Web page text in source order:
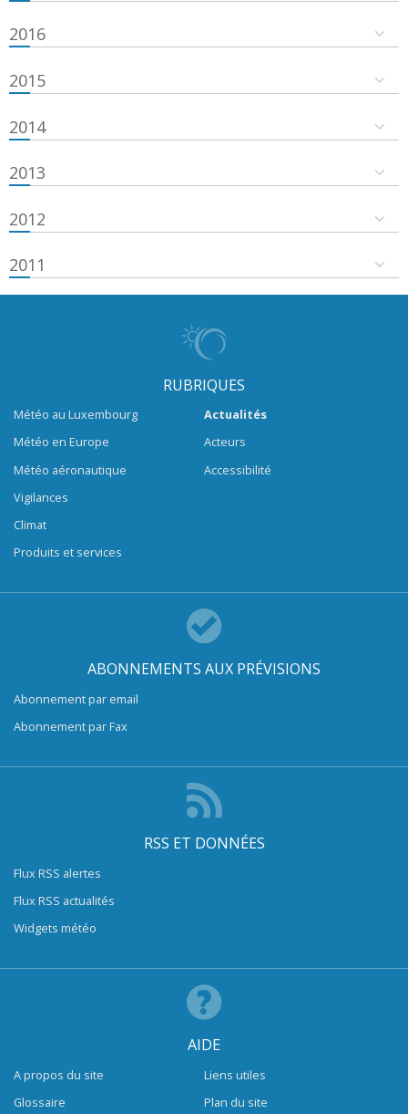
2016
2015
2014
2013
2012
2011
RUBRIQUES
Météo au Luxembourg
Météo en Europe
Météo aéronautique
Vigilances
Climat
Produits et services
Actualités
Acteurs
Accessibilité
ABONNEMENTS AUX PRÉVISIONS
Abonnement par email
Abonnement par Fax
RSS ET DONNÉES
Flux RSS alertes
Flux RSS actualités
Widgets météo
AIDE
A propos du site
Glossaire
Liens utiles
Plan du site